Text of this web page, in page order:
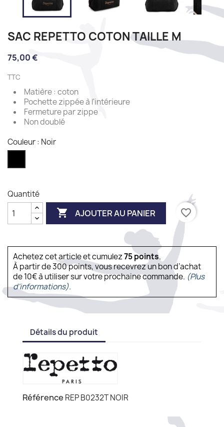
SAC REPETTO COTON TAILLE M
75,00 €
TTC
Matière : coton
Pochette zippée à l'intérieure
Fermeture par zippe
Non doublé
Couleur : Noir
Quantité
 AJOUTER AU PANIER favorite_border
Achetez cet article et cumulez75points.
À partir de 300 points, vous recevrez un bon d’achat
de 10€ à utiliser sur votre prochaine commande. (Plus
d'informations).
Détails du produit
Référence REP B0232T NOIR